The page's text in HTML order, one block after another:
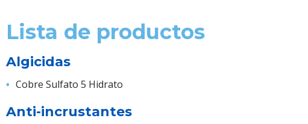
Lista de productos
Algicidas
Cobre Sulfato 5 Hidrato
Anti-incrustantes